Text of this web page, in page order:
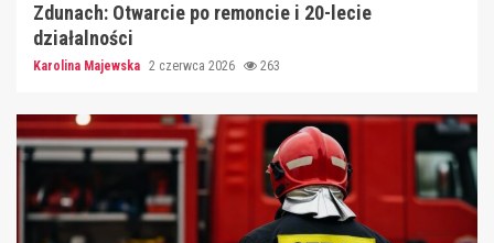
Zdunach: Otwarcie po remoncie i 20-lecie
działalności
Karolina Majewska 2 czerwca 2026 263